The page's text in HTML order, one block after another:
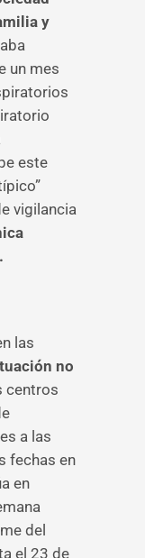
y
un mes
este
vigilancia
las
no
centros
a las
fechas en
en
del
el 23 de